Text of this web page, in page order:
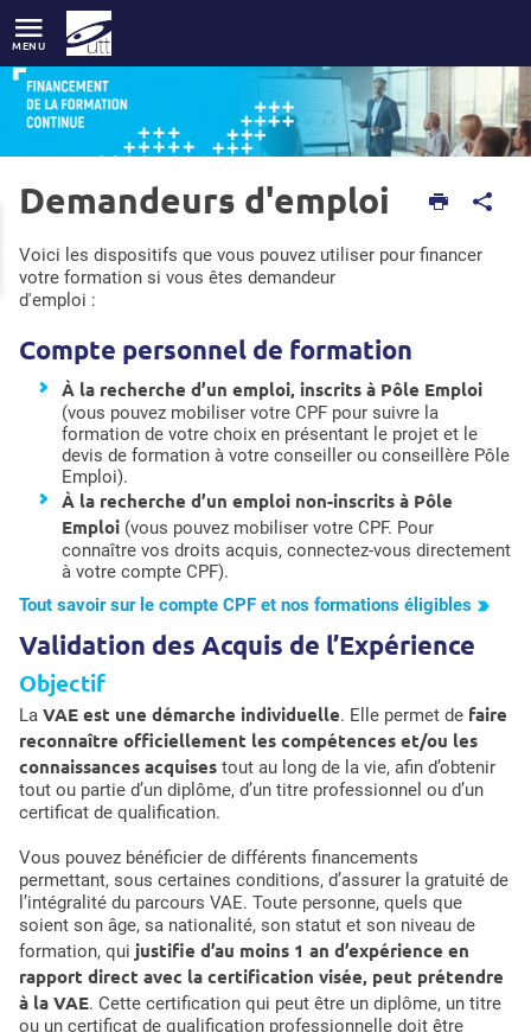
MENU
Accueil Informations pratiques
Financement
Demandeurs d'emploi
Demandeurs d'emploi
Voici les dispositifs que vous pouvez utiliser pour financer
votre formation si vous êtes demandeur
d'emploi :
Compte personnel de formation
À la recherche d’un emploi, inscrits à Pôle Emploi
(vous pouvez mobiliser votre CPF pour suivre la
formation de votre choix en présentant le projet et le
devis de formation à votre conseiller ou conseillère Pôle
Emploi).
À la recherche d’un emploi non-inscrits à Pôle
Emploi (vous pouvez mobiliser votre CPF. Pour
connaître vos droits acquis, connectez-vous directement
à votre compte CPF).
Tout savoir sur le compte CPF et nos formations éligibles
Validation des Acquis de l’Expérience
Objectif
La VAE est une démarche individuelle. Elle permet de faire
reconnaître officiellement les compétences et/ou les
connaissances acquises tout au long de la vie, afin d’obtenir
tout ou partie d’un diplôme, d’un titre professionnel ou d’un
certificat de qualification.
Vous pouvez bénéficier de différents financements
permettant, sous certaines conditions, d’assurer la gratuité de
l’intégralité du parcours VAE. Toute personne, quels que
soient son âge, sa nationalité, son statut et son niveau de
formation, qui justifie d’au moins 1 an d’expérience en
rapport direct avec la certification visée, peut prétendre
à la VAE. Cette certification qui peut être un diplôme, un titre
ou un certificat de qualification professionnelle doit être